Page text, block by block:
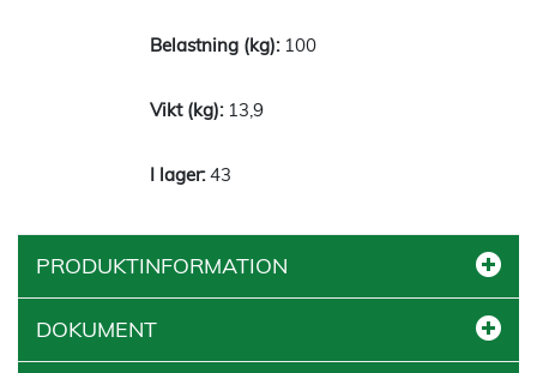
100
13,9
43
PRODUKTINFORMATION
DOKUMENT